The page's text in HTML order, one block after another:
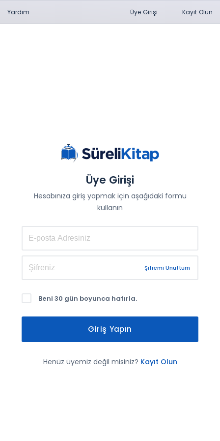
Yardım Üye Girişi Kayıt Olun
Üye Girişi
Hesabınıza giriş yapmak için aşağıdaki formu
kullanın
Şifremi Unuttum
Beni 30 gün boyunca hatırla.
Giriş Yapın
Henüz üyemiz değil misiniz? Kayıt Olun